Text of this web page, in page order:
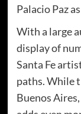
Palacio Paz
With a large
display of
Santa Fe
paths. While
Buenos